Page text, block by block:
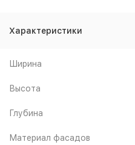
Характеристики
Ширина
Высота
Глубина
Материал фасадов